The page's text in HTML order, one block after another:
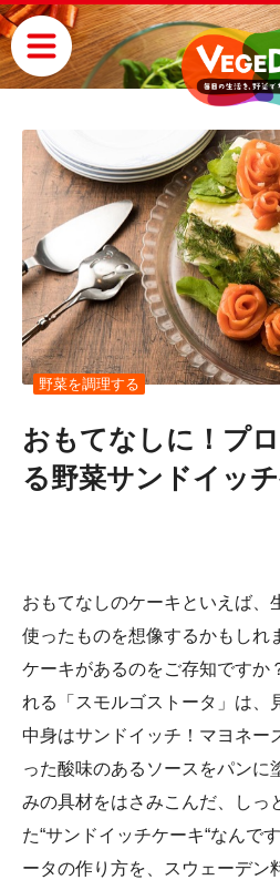
野菜を調理する
おもてなしに！プ
る野菜サンドイッ
おもてなしのケーキといえば、
使ったものを想像するかもしれ
ケーキがあるのをご存知ですか
れる「スモルゴストータ」は、
中身はサンドイッチ！マヨネー
った酸味のあるソースをパンに
みの具材をはさみこんだ、しっ
た“サンドイッチケーキ“なんで
ータの作り方を、スウェーデン